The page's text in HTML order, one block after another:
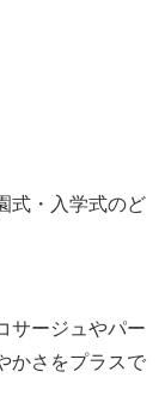
式・入学式のど
サージュやパー
かさをプラスで